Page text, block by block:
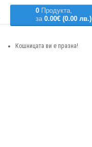
0 Продукта,
за 0.00€ (0.00 лв.)
Кошницата ви е празна!